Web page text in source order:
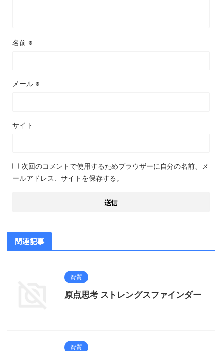
名前 ※
メール ※
サイト
次回のコメントで使用するためブラウザーに自分の名前、メ
ールアドレス、サイトを保存する。
関連記事
資質
原点思考 ストレングスファインダー
資質